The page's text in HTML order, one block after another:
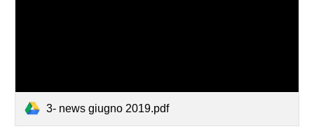
3- news giugno 2019.pdf